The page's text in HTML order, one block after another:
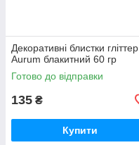
Декоративні блистки гліттер
Aurum блакитний 60 гр
Готово до відправки
135 ₴
Купити